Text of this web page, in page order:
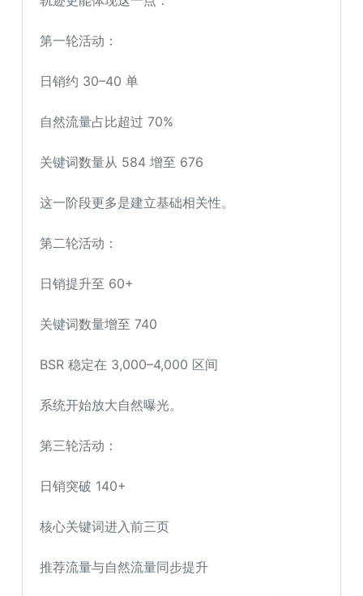
第一轮活动：
日销约 30–40 单
自然流量占比超过 70%
关键词数量从 584 增至 676
这一阶段更多是建立基础相关性。
第二轮活动：
日销提升至 60+
关键词数量增至 740
BSR 稳定在 3,000–4,000 区间
系统开始放大自然曝光。
第三轮活动：
日销突破 140+
核心关键词进入前三页
推荐流量与自然流量同步提升